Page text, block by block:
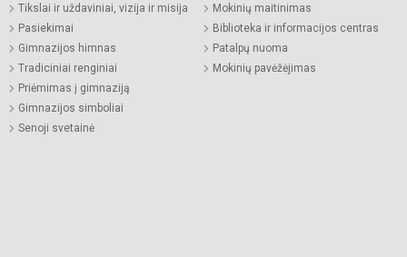
Tikslai ir uždaviniai, vizija ir misija
Pasiekimai
Gimnazijos himnas
Tradiciniai renginiai
Priėmimas į gimnaziją
Gimnazijos simboliai
Senoji svetainė
Mokinių maitinimas
Biblioteka ir informacijos centras
Patalpų nuoma
Mokinių pavėžėjimas